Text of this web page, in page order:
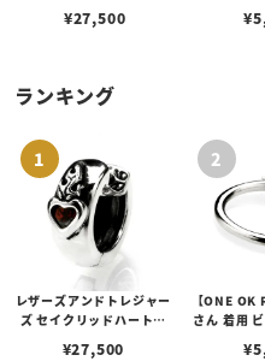
¥27,500 ¥
ランキング
レザーズアンドトレジャー
ズ セイクリッドハートピ
¥27,500
【ONE OK
さん 着用
¥